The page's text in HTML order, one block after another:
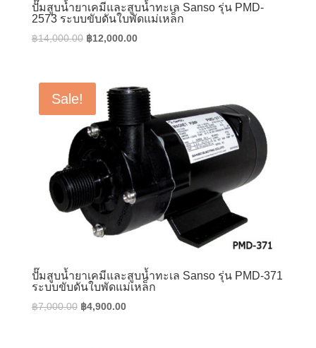
ปั๊มสูบน้ำยาเคมีและสูบน้ำทะเล Sanso รุ่น PMD-
2573 ระบบขับดันใบพัดแม่เหล็ก
฿14,000.00 Original
฿14,000.00.
฿12,000.00Current
฿12,000.00.
Sale!
ปั๊มสูบน้ำยาเคมีและสูบน้ำทะเล Sanso รุ่น PMD-371
ระบบขับดันใบพัดแม่เหล็ก
฿7,000.00 Original
฿4,900.00Current